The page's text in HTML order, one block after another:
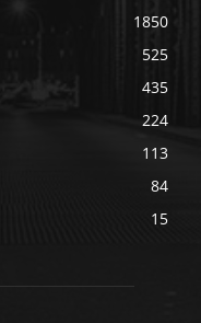
1850
525
435
224
113
84
15